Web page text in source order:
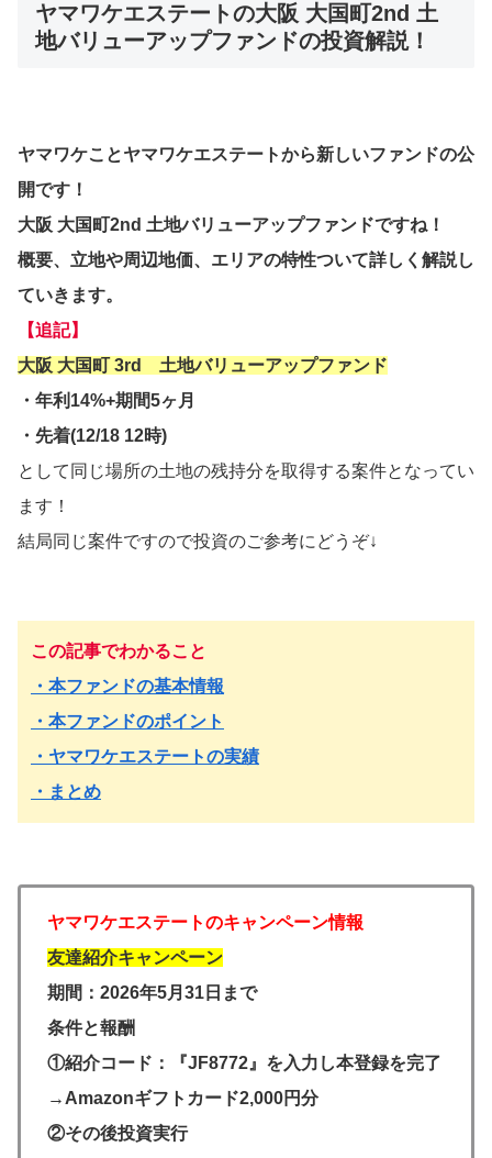
ヤマワケエステートの大阪 大国町2nd 土
地バリューアップファンドの投資解説！
ヤマワケことヤマワケエステートから新しいファンドの公
開です！
大阪 大国町2nd 土地バリューアップファンドですね！
概要、立地や周辺地価、エリアの特性ついて詳しく解説し
ていきます。
【追記】
大阪 大国町 3rd 土地バリューアップファンド
・年利14%+期間5ヶ月
・先着(12/18 12時)
として同じ場所の土地の残持分を取得する案件となってい
ます！
結局同じ案件ですので投資のご参考にどうぞ↓
この記事でわかること
・本ファンドの基本情報
・本ファンドのポイント
・ヤマワケエステートの実績
・まとめ
ヤマワケエステートのキャンペーン情報
友達紹介キャンペーン
期間：2026年5月31日まで
条件と報酬
①紹介コード：『JF8772』を入力し本登録を完了
→Amazonギフトカード2,000円分
②その後投資実行